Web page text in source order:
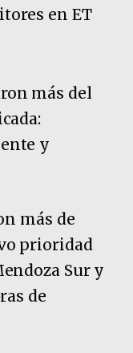
en ET
más del
y
más de
prioridad
Sur y
de